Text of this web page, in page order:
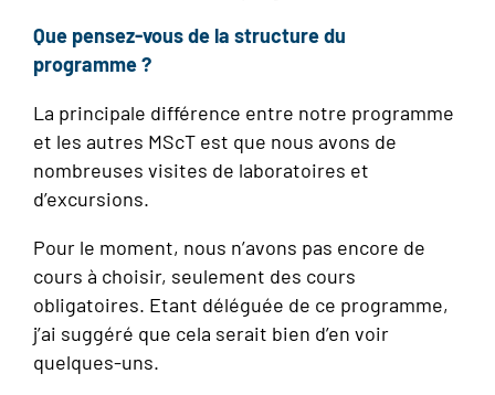
Que pensez-vous de la structure du
programme ?
La principale différence entre notre programme
et les autres MScT est que nous avons de
nombreuses visites de laboratoires et
d’excursions.
Pour le moment, nous n’avons pas encore de
cours à choisir, seulement des cours
obligatoires. Etant déléguée de ce programme,
j’ai suggéré que cela serait bien d’en voir
quelques-uns.